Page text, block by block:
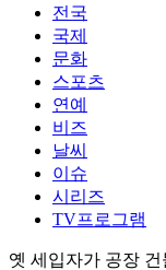
전국
국제
문화
스포츠
연예
비즈
날씨
이슈
시리즈
TV프로그램
옛 세입자가 공장